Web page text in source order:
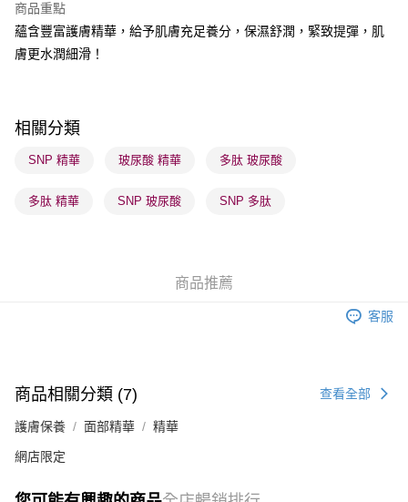
BoC Pay
送貨方式
每筆HK$65.00，滿HK$300.00或以上免運費
確認發貨後1-3 工作天送達，訂單將隨機分配至SF順豐速運或京東
(香港門市) 只顯示可選門市。確認發貨後2-5個工作天到店，3天內
取。逾期會取消訂單，並不會安排重寄
商品重點
蘊含豐富護膚精華，給予肌膚充足養分，保濕舒潤，緊致提彈，肌
膚更水潤細滑！
相關分類
SNP 精華 玻尿酸 精華 多肽 玻尿酸
多肽 精華 SNP 玻尿酸 SNP 多肽
商品推薦
客服
商品相關分類 (7) 查看全部
護膚保養 面部精華 精華
網店限定